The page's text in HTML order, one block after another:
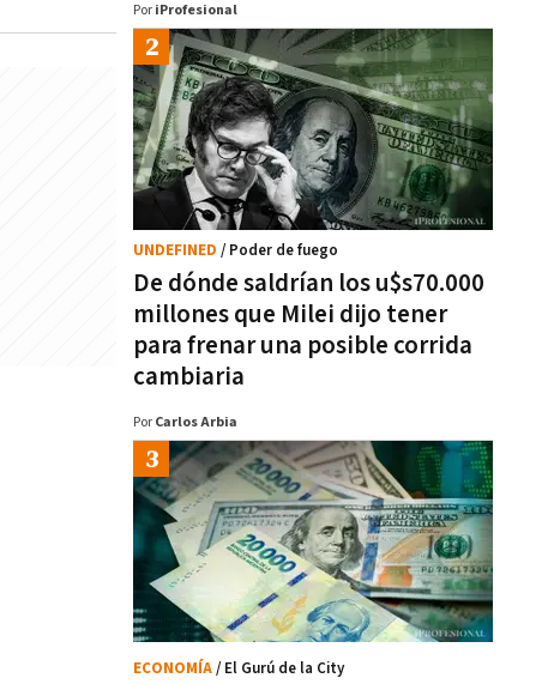
Por iProfesional
De dónde saldrían los u$s70.000
millones que Milei dijo tener
para frenar una posible corrida
cambiaria
UNDEFINED / Poder de fuego
Por Carlos Arbia
ECONOMÍA/ El Gurú de la City